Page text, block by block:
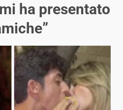
ha presentato